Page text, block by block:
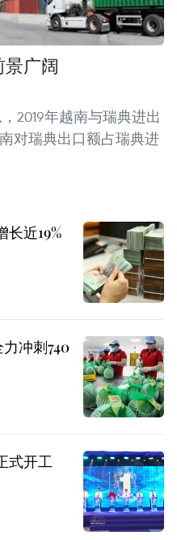
广阔
2019年越南与瑞典进出
对瑞典出口额占瑞典进
长近19%
冲刺740
式开工